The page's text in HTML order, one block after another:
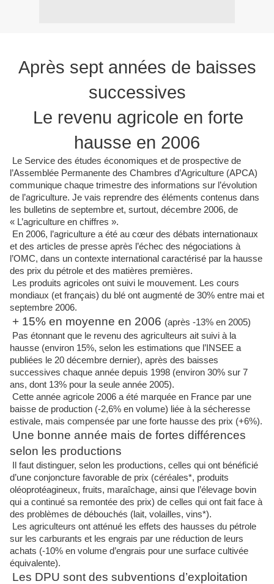
Après sept années de baisses
successives
Le revenu agricole en forte
hausse en 2006
Le Service des études économiques et de prospective de
l’Assemblée Permanente des Chambres d’Agriculture (APCA)
communique chaque trimestre des informations sur l’évolution
de l’agriculture. Je vais reprendre des éléments contenus dans
les bulletins de septembre et, surtout, décembre 2006, de
« L’agriculture en chiffres ».
En 2006, l’agriculture a été au cœur des débats internationaux
et des articles de presse après l’échec des négociations à
l’OMC, dans un contexte international caractérisé par la hausse
des prix du pétrole et des matières premières.
Les produits agricoles ont suivi le mouvement. Les cours
mondiaux (et français) du blé ont augmenté de 30% entre mai et
septembre 2006.
+ 15% en moyenne en 2006 (après -13% en 2005)
Pas étonnant que le revenu des agriculteurs ait suivi à la
hausse (environ 15%, selon les estimations que l’INSEE a
publiées le 20 décembre dernier), après des baisses
successives chaque année depuis 1998 (environ 30% sur 7
ans, dont 13% pour la seule année 2005).
Cette année agricole 2006 a été marquée en France par une
baisse de production (-2,6% en volume) liée à la sécheresse
estivale, mais compensée par une forte hausse des prix (+6%).
Une bonne année mais de fortes différences
selon les productions
Il faut distinguer, selon les productions, celles qui ont bénéficié
d’une conjoncture favorable de prix (céréales*, produits
oléoprotéagineux, fruits, maraîchage, ainsi que l’élevage bovin
qui a continué sa remontée des prix) de celles qui ont fait face à
des problèmes de débouchés (lait, volailles, vins*).
Les agriculteurs ont atténué les effets des hausses du pétrole
sur les carburants et les engrais par une réduction de leurs
achats (-10% en volume d’engrais pour une surface cultivée
équivalente).
Les DPU sont des subventions d’exploitation